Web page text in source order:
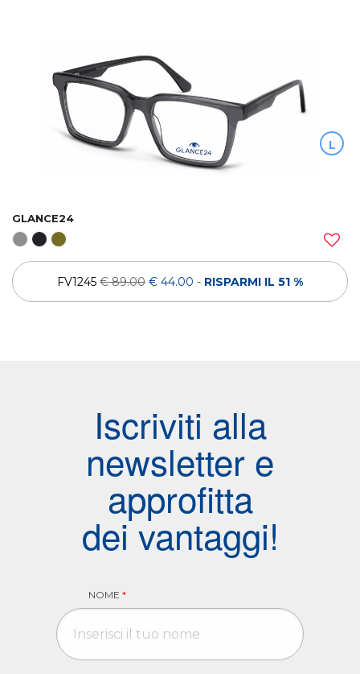
L
GLANCE24
FV1245 € 89.00 € 44.00 - RISPARMI IL 51 %
Iscriviti alla
newsletter e
approfitta
dei vantaggi!
NOME *